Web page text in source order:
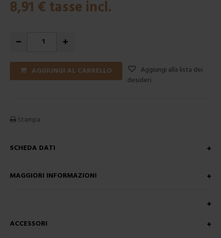
8,91 € tasse incl.
AGGIUNGI AL CARRELLO
Aggiungi alla lista dei
desideri
Stampa
SCHEDA DATI
MAGGIORI INFORMAZIONI
ACCESSORI